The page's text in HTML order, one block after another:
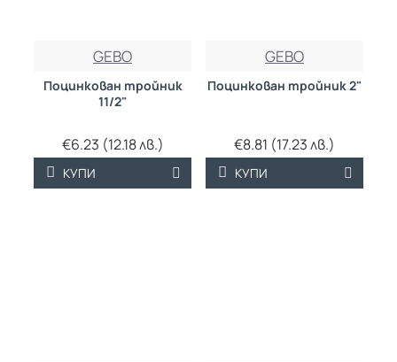
GEBO
Поцинкован тройник
11/2"
€6.23 (12.18 лв.)
КУПИ
GEBO
Поцинкован тройник 2"
€8.81 (17.23 лв.)
КУПИ